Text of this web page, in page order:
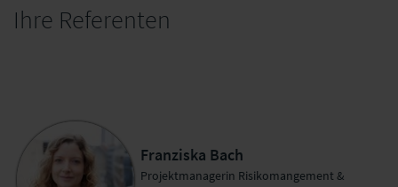
Ihre Referenten
Franziska Bach
Projektmanagerin Risikomangement &